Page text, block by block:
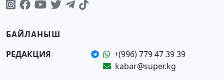
БАЙЛАНЫШ
РЕДАКЦИЯ
+(996) 779 47 39 39
kabar@super.kg